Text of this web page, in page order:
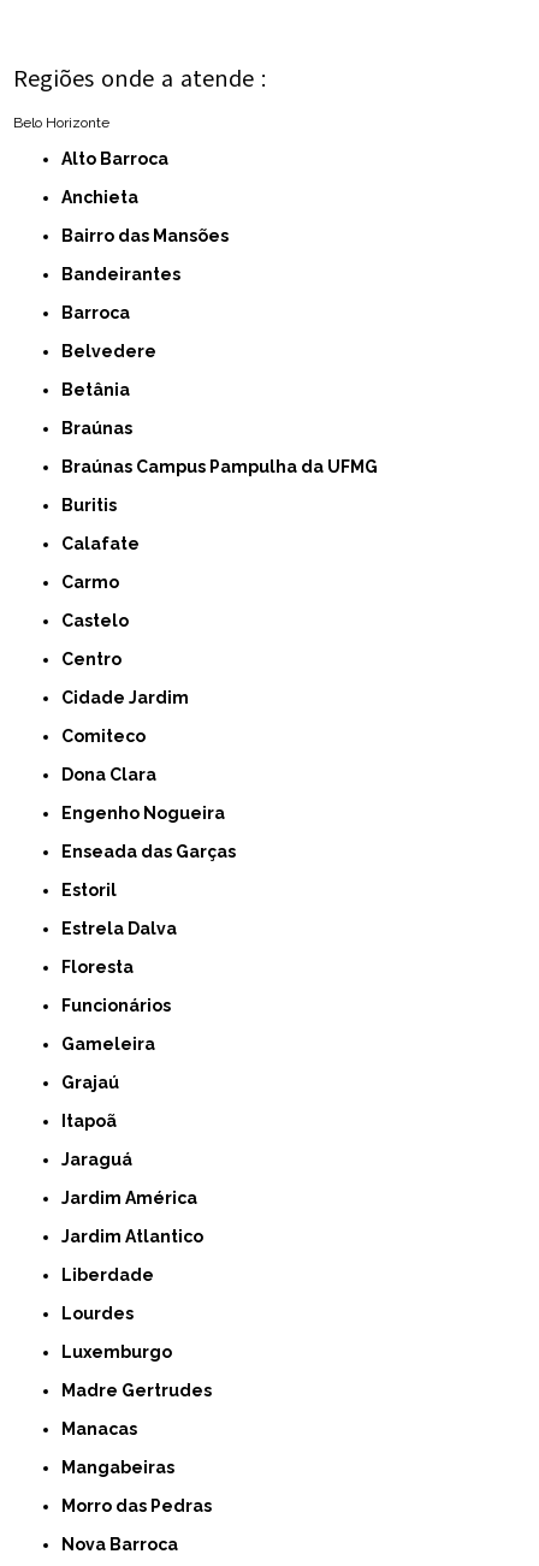
Regiões onde a atende :
Belo Horizonte
Alto Barroca
Anchieta
Bairro das Mansões
Bandeirantes
Barroca
Belvedere
Betânia
Braúnas
Braúnas Campus Pampulha da UFMG
Buritis
Calafate
Carmo
Castelo
Centro
Cidade Jardim
Comiteco
Dona Clara
Engenho Nogueira
Enseada das Garças
Estoril
Estrela Dalva
Floresta
Funcionários
Gameleira
Grajaú
Itapoã
Jaraguá
Jardim América
Jardim Atlantico
Liberdade
Lourdes
Luxemburgo
Madre Gertrudes
Manacas
Mangabeiras
Morro das Pedras
Nova Barroca